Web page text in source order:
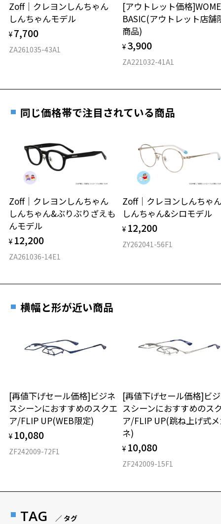
お気に入りに追加済です。
こちら
仕上がり寸法
D 仕上がりの横幅：約142mm
7.5g
※着脱式サングラス：デモレンズ、アタッチメント込みの重さ
タイプ
材質
フロント素材：スーパーエンジニアリング・プラスチック
視力の変化を早めに発見するために、定期的な視
力測定をおすすめいたします。
安心3 かかり具合調整無料
す。
オンラインストアでフレームのみ購入して、
実店舗で度付きにできます
ご購入時に「レンズ交換券」をお選びいただくと、実店舗で
度数を測定のうえ、度付きレンズ（標準セットレンズ）へ無
お近くのZoff実店舗にて度数を測定いただけます（無料）。
その際は記入用紙をダウンロードしてお使いください。
Zoff｜クレヨンしんちゃん
しんちゃんモデル
¥ 7,700
ZA261035-43A1
[アウトレット価格
BASIC(アウトレット店舗
商品)
¥ 3,900
ZA221032-41A1
同じ価格帯で注目されている商品
Zoff｜クレヨンしんちゃん
しんちゃん&ぶりぶりざえも
んモデル
¥ 12,200
ZA261036-14E1
Zoff｜クレヨンしんち
しんちゃん&シロモデル
¥ 12,200
ZY262041-56F1
横幅と形が近い商品
[再値下げセール価格]ビジネ
スシーンにおすすめのスクエ
ア/FLIP UP(WEB限定)
¥ 10,080
ZF242009-72F1
[再値下げセール価格]ビ
スシーンにおすすめのス
ア/FLIP UP(跳ね上げ式
ネ)
¥ 10,080
ZF242009-15F1
TAG ／ タグ